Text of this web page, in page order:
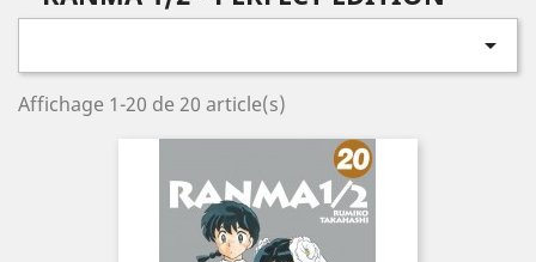

Affichage 1-20 de 20 article(s)